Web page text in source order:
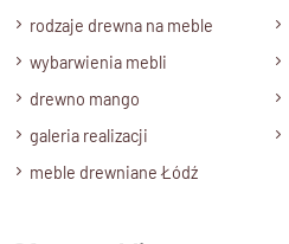
rodzaje drewna na meble
wybarwienia mebli
drewno mango
galeria realizacji
meble drewniane Łódź